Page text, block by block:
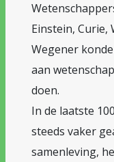
Einstein, Curie,
Wegener
aan
doen.
In de laatste
steeds vaker
samenleving,